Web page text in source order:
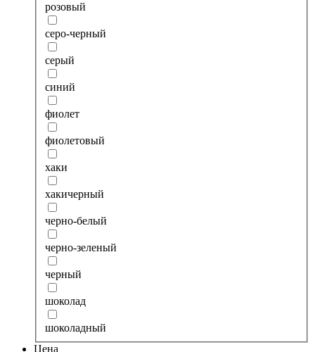
розовый
серо-черный
серый
синий
фиолет
фиолетовый
хаки
хакичерный
черно-белый
черно-зеленый
черный
шоколад
шоколадный
Цена